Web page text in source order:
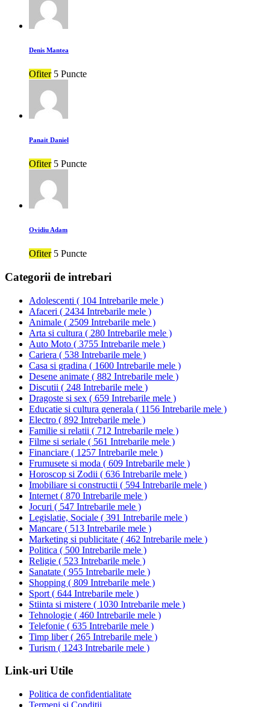
Denis Mantea
Ofiter 5 Puncte
Panait Daniel
Ofiter 5 Puncte
Ovidiu Adam
Ofiter 5 Puncte
Categorii de intrebari
Adolescenti ( 104 Intrebarile mele )
Afaceri ( 2434 Intrebarile mele )
Animale ( 2509 Intrebarile mele )
Arta si cultura ( 280 Intrebarile mele )
Auto Moto ( 3755 Intrebarile mele )
Cariera ( 538 Intrebarile mele )
Casa si gradina ( 1600 Intrebarile mele )
Desene animate ( 882 Intrebarile mele )
Discutii ( 248 Intrebarile mele )
Dragoste si sex ( 659 Intrebarile mele )
Educatie si cultura generala ( 1156 Intrebarile mele )
Electro ( 892 Intrebarile mele )
Familie si relatii ( 712 Intrebarile mele )
Filme si seriale ( 561 Intrebarile mele )
Financiare ( 1257 Intrebarile mele )
Frumusete si moda ( 609 Intrebarile mele )
Horoscop si Zodii ( 636 Intrebarile mele )
Imobiliare si constructii ( 594 Intrebarile mele )
Internet ( 870 Intrebarile mele )
Jocuri ( 547 Intrebarile mele )
Legislatie, Sociale ( 391 Intrebarile mele )
Mancare ( 513 Intrebarile mele )
Marketing si publicitate ( 462 Intrebarile mele )
Politica ( 500 Intrebarile mele )
Religie ( 523 Intrebarile mele )
Sanatate ( 955 Intrebarile mele )
Shopping ( 809 Intrebarile mele )
Sport ( 644 Intrebarile mele )
Stiinta si mistere ( 1030 Intrebarile mele )
Tehnologie ( 460 Intrebarile mele )
Telefonie ( 635 Intrebarile mele )
Timp liber( 265 Intrebarile mele )
Turism ( 1243 Intrebarile mele )
Link-uri Utile
Politica de confidentialitate